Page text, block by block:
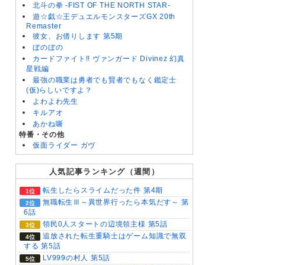
北斗の拳 -FIST OF THE NORTH STAR-
遊☆戯☆王デュエルモンスターズGX 20th
Remaster
彼女、お借りします 第5期
ぼのぼの
カードファイト!! ヴァンガード Divinez 幻真
星戦編
最強の職業は勇者でも賢者でもなく鑑定士
(仮)らしいですよ？
よわよわ先生
キルアオ
あかね噺
特番・その他
仮面ライダー ガヴ
人気記事ランキング（週間）
転生したらスライムだった件 第4期
無職転生Ⅲ～異世界行ったら本気だす～ 第
6話
領民0人スタートの辺境領主様 第5話
追放された転生重騎士はゲーム知識で無双
する 第5話
LV999の村人 第5話